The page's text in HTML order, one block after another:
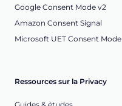
Google Consent Mode v2
Amazon Consent Signal
Microsoft UET Consent Mode
Ressources sur la Privacy